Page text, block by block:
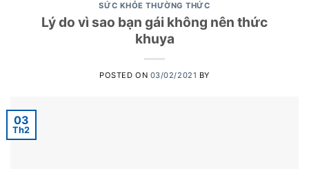
SỨC KHỎE THƯỜNG THỨC
Lý do vì sao bạn gái không nên thức
khuya
POSTED ON 03/02/2021 BY
03
Th2